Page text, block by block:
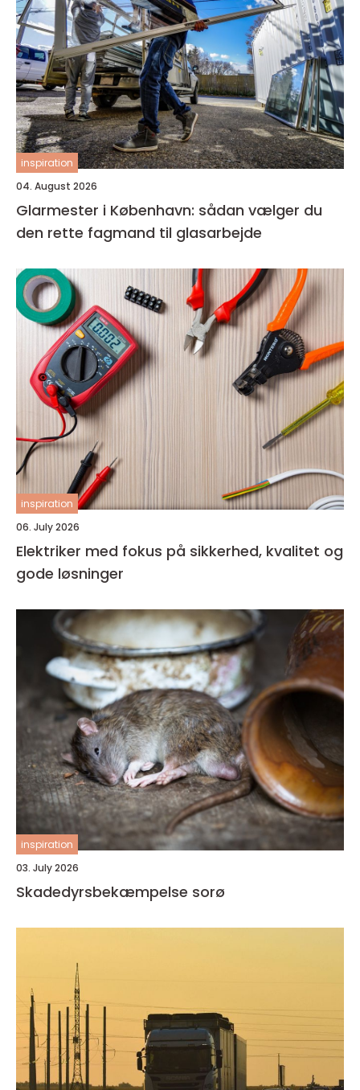
inspiration
04. August 2026
Glarmester i København: sådan vælger du
den rette fagmand til glasarbejde
inspiration
06. July 2026
Elektriker med fokus på sikkerhed, kvalitet og
gode løsninger
inspiration
03. July 2026
Skadedyrsbekæmpelse sorø